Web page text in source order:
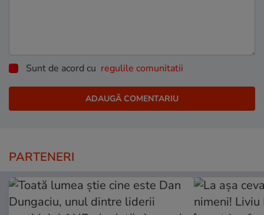
Sunt de acord cu regulile comunitatii
PARTENERI